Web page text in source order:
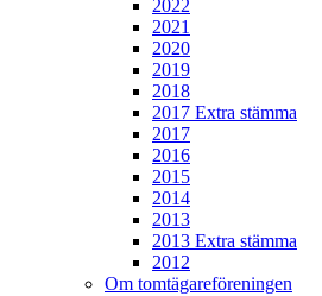
2022
2021
2020
2019
2018
2017 Extra stämma
2017
2016
2015
2014
2013
2013 Extra stämma
2012
Om tomtägareföreningen